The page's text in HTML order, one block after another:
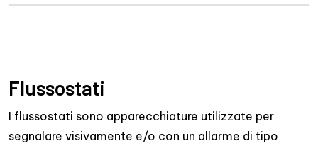
Flussostati
I flussostati sono apparecchiature utilizzate per
segnalare visivamente e/o con un allarme di tipo